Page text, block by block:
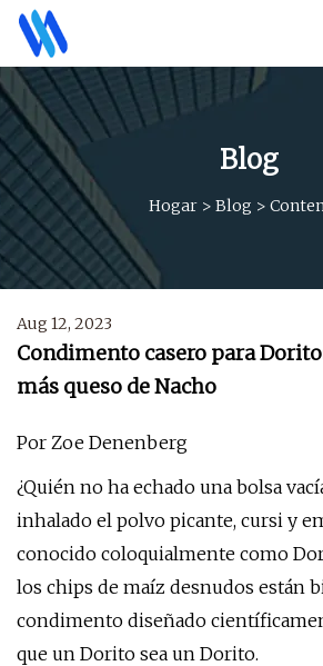
Blog
Hogar> Blog >
Aug 12, 2023
Condimento casero para
más queso de Nacho
Por Zoe Denenberg
¿Quién no ha echado una bolsa
inhalado el polvo picante, cursi y
conocido coloquialmente como
los chips de maíz desnudos están
condimento diseñado
que un Dorito sea un Dorito.